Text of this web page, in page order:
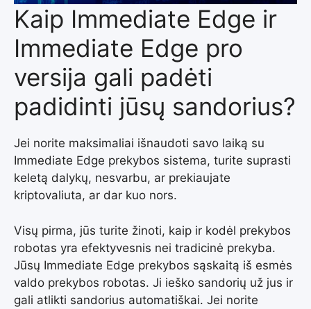
Kaip Immediate Edge ir
Immediate Edge pro
versija gali padėti
padidinti jūsų sandorius?
Jei norite maksimaliai išnaudoti savo laiką su
Immediate Edge prekybos sistema, turite suprasti
keletą dalykų, nesvarbu, ar prekiaujate
kriptovaliuta, ar dar kuo nors.
Visų pirma, jūs turite žinoti, kaip ir kodėl prekybos
robotas yra efektyvesnis nei tradicinė prekyba.
Jūsų Immediate Edge prekybos sąskaitą iš esmės
valdo prekybos robotas. Ji ieško sandorių už jus ir
gali atlikti sandorius automatiškai. Jei norite